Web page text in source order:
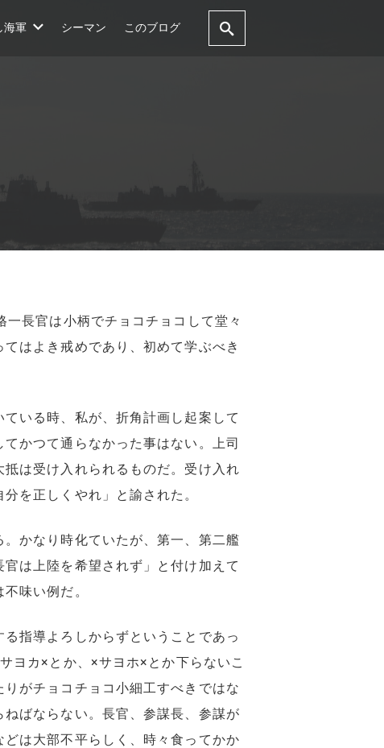
海軍 シーマン このブログ
長官は小柄でチョコチョコして堂々
はよき戒めであり、初めて学ぶべき
いる時、私が、折角計画し起案して
かつて通らなかった事はない。上司
は受け入れられるものだ。受け入れ
を正しくやれ」と諭された。
かなり時化ていたが、第一、第二艦
は上陸を希望されず」と付け加えて
味い例だ。
指導よろしからずということであっ
ヨカ×とか、×サヨホ×とか下らないこ
がチョコチョコ小細工すべきではな
ばならない。長官、参謀長、参謀が
は大部不平らしく、時々食ってかか